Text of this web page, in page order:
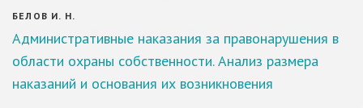
БЕЛОВ И. Н.
Административные наказания за правонарушения в
области охраны собственности. Анализ размера
наказаний и основания их возникновения